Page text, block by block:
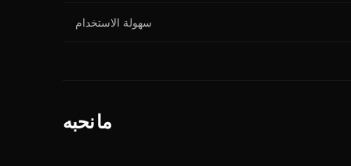
سهولة الاستخدام
ما نحبه